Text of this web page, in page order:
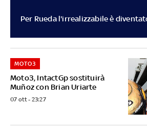
Per Rueda l'irrealizzabile è
Moto3, IntactGp sostituirà
Muñoz con Brian Uriarte
MOTO3
07 ott - 23:27